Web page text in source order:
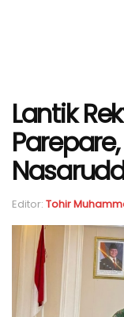
Lantik
Editor: Tohir